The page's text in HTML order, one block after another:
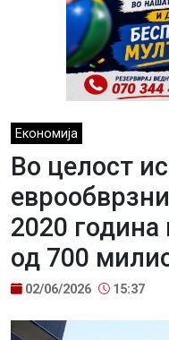
Економија
Во целост
2020 година
од 700
02/06/2026 15:37